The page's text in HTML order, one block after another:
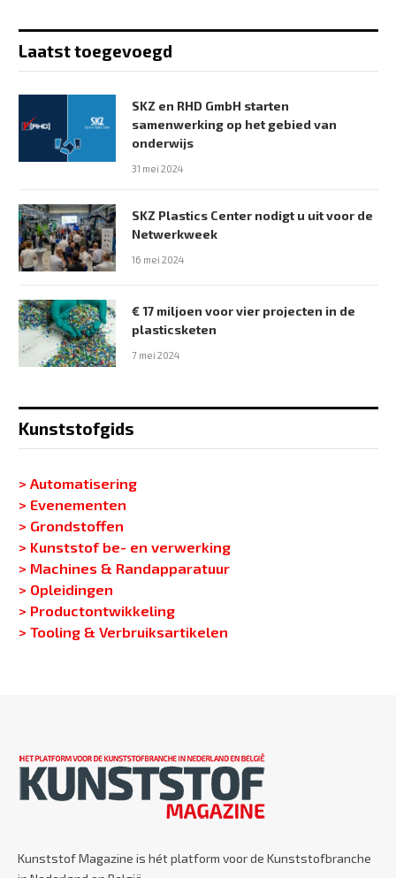
Laatst toegevoegd
SKZ en RHD GmbH starten
samenwerking op het gebied van
onderwijs
31 mei 2024
SKZ Plastics Center nodigt u uit voor de
Netwerkweek
16 mei 2024
€ 17 miljoen voor vier projecten in de
plasticsketen
7 mei 2024
Kunststofgids
> Automatisering
> Evenementen
> Grondstoffen
> Kunststof be- en verwerking
> Machines & Randapparatuur
> Opleidingen
> Productontwikkeling
> Tooling & Verbruiksartikelen
Kunststof Magazine is hét platform voor de Kunststofbranche